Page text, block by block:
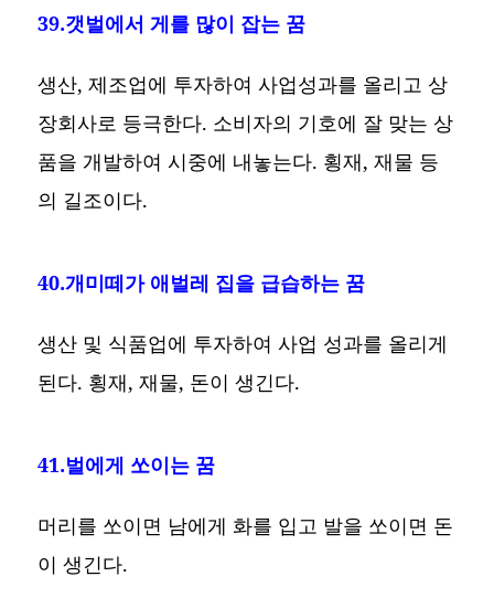
39.갯벌에서 게를 많이 잡는 꿈
생산, 제조업에 투자하여 사업성과를 올리고 상
장회사로 등극한다. 소비자의 기호에 잘 맞는 상
품을 개발하여 시중에 내놓는다. 횡재, 재물 등
의 길조이다.
40.개미떼가 애벌레 집을 급습하는 꿈
생산 및 식품업에 투자하여 사업 성과를 올리게
된다. 횡재, 재물, 돈이 생긴다.
41.벌에게 쏘이는 꿈
머리를 쏘이면 남에게 화를 입고 발을 쏘이면 돈
이 생긴다.